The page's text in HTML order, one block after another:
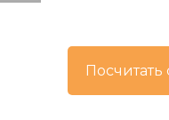
Посчитать